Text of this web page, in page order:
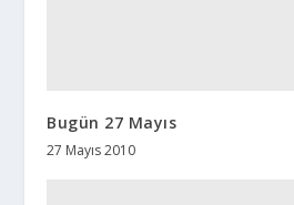
Bugün 27 Mayıs
27 Mayıs 2010